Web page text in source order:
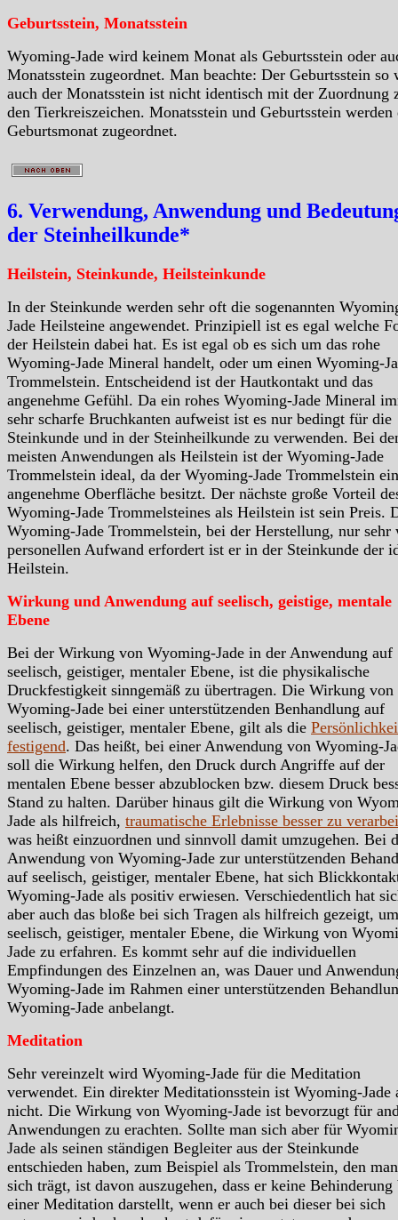
Geburtsstein, Monatsstein
Wyoming-Jade wird keinem Monat als Geburtsstein oder
Monatsstein zugeordnet. Man beachte: Der Geburtsstein so
auch der Monatsstein ist nicht identisch mit der Zuordnung
den Tierkreiszeichen. Monatsstein und Geburtsstein werden
Geburtsmonat zugeordnet.
6. Verwendung, Anwendung und
der Steinheilkunde*
Heilstein, Steinkunde, Heilsteinkunde
In der Steinkunde werden sehr oft die sogenannten
Jade Heilsteine angewendet. Prinzipiell ist es egal welche
der Heilstein dabei hat. Es ist egal ob es sich um das rohe
Wyoming-Jade Mineral handelt, oder um einen Wyoming-
Trommelstein. Entscheidend ist der Hautkontakt und das
angenehme Gefühl. Da ein rohes Wyoming-Jade Mineral
sehr scharfe Bruchkanten aufweist ist es nur bedingt für die
Steinkunde und in der Steinheilkunde zu verwenden. Bei
meisten Anwendungen als Heilstein ist der Wyoming-Jade
Trommelstein ideal, da der Wyoming-Jade Trommelstein
angenehme Oberfläche besitzt. Der nächste große Vorteil
Wyoming-Jade Trommelsteines als Heilstein ist sein Preis.
Wyoming-Jade Trommelstein, bei der Herstellung, nur sehr
personellen Aufwand erfordert ist er in der Steinkunde der
Heilstein.
Wirkung und Anwendung auf seelisch, geistige, mentale
Ebene
Bei der Wirkung von Wyoming-Jade in der Anwendung auf
seelisch, geistiger, mentaler Ebene, ist die physikalische
Druckfestigkeit sinngemäß zu übertragen. Die Wirkung von
Wyoming-Jade bei einer unterstützenden Benhandlung auf
seelisch, geistiger, mentaler Ebene, gilt als die
festigend. Das heißt, bei einer Anwendung von Wyoming-
soll die Wirkung helfen, den Druck durch Angriffe auf der
mentalen Ebene besser abzublocken bzw. diesem Druck
Stand zu halten. Darüber hinaus gilt die Wirkung von
Jade als hilfreich, traumatische Erlebnisse besser zu
was heißt einzuordnen und sinnvoll damit umzugehen. Bei
Anwendung von Wyoming-Jade zur unterstützenden
auf seelisch, geistiger, mentaler Ebene, hat sich
Wyoming-Jade als positiv erwiesen. Verschiedentlich hat
aber auch das bloße bei sich Tragen als hilfreich gezeigt,
seelisch, geistiger, mentaler Ebene, die Wirkung von
Jade zu erfahren. Es kommt sehr auf die individuellen
Empfindungen des Einzelnen an, was Dauer und
Wyoming-Jade im Rahmen einer unterstützenden
Wyoming-Jade anbelangt.
Meditation
Sehr vereinzelt wird Wyoming-Jade für die Meditation
verwendet. Ein direkter Meditationsstein ist Wyoming-Jade
nicht. Die Wirkung von Wyoming-Jade ist bevorzugt für
Anwendungen zu erachten. Sollte man sich aber für
Jade als seinen ständigen Begleiter aus der Steinkunde
entschieden haben, zum Beispiel als Trommelstein, den
sich trägt, ist davon auszugehen, dass er keine Behinderung
einer Meditation darstellt, wenn er auch bei dieser bei sich